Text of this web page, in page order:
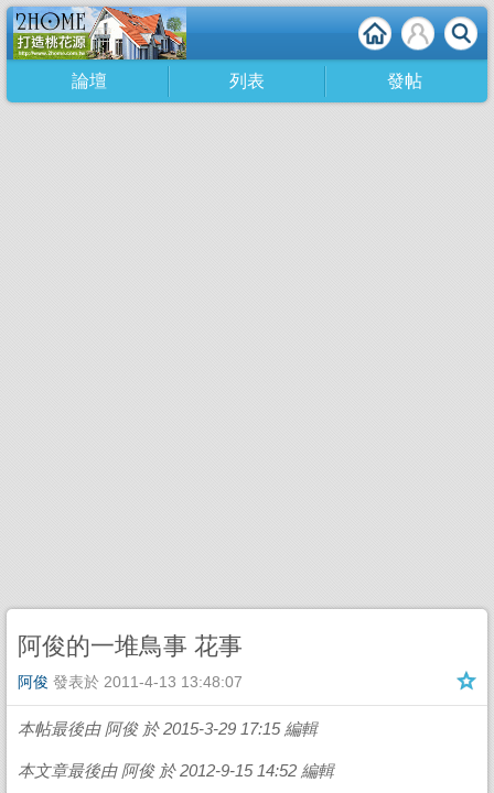
論壇 列表 發帖
阿俊的一堆鳥事 花事
阿俊 發表於 2011-4-13 13:48:07
本帖最後由 阿俊 於 2015-3-29 17:15 編輯
本文章最後由 阿俊 於 2012-9-15 14:52 編輯